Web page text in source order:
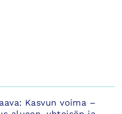
Kasvun voima –